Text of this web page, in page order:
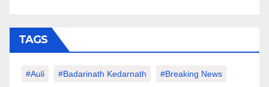
TAGS
#auli #Badarinath Kedarnath #Breaking News